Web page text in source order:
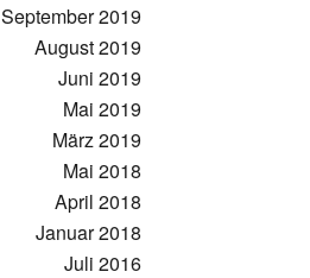
September 2019
August 2019
Juni 2019
Mai 2019
März 2019
Mai 2018
April 2018
Januar 2018
Juli 2016